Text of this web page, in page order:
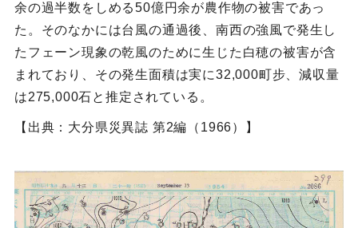
余の過半数をしめる50億円余が農作物の被害であっ
た。そのなかには台風の通過後、南西の強風で発生し
たフェーン現象の乾風のために生じた白穂の被害が含
まれており、その発生面積は実に32,000町步、減収量
は275,000石と推定されている。
【出典：大分県災異誌 第2編（1966）】